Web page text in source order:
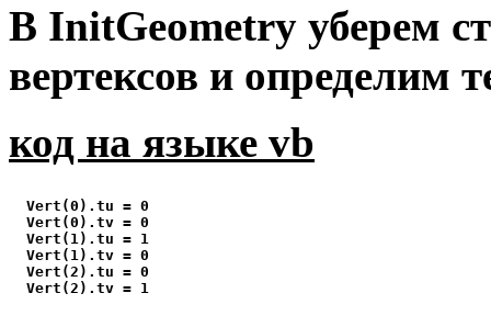
В InitGeometry уберем
вертексов и определим
код на языке vb
Vert(0).tu = 0
Vert(0).tv = 0
Vert(1).tu = 1
Vert(1).tv = 0
Vert(2).tu = 0
Vert(2).tv = 1